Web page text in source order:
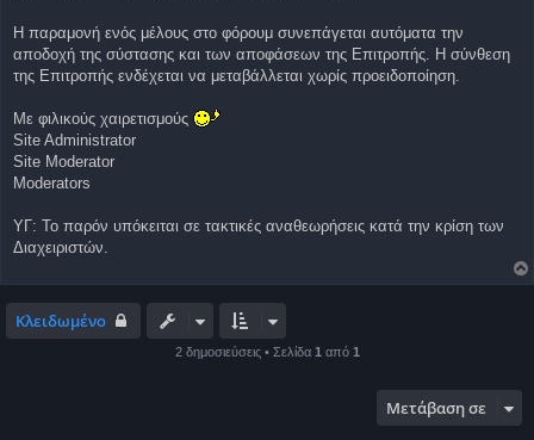
Η παραμονή ενός μέλους στο φόρουμ συνεπάγεται αυτόματα την
αποδοχή της σύστασης και των αποφάσεων της Επιτροπής. Η σύνθεση
της Επιτροπής ενδέχεται να μεταβάλλεται χωρίς προειδοποίηση.
Με φιλικούς χαιρετισμούς
Site Administrator
Site Moderator
Moderators
ΥΓ: Το παρόν υπόκειται σε τακτικές αναθεωρήσεις κατά την κρίση των
Διαχειριστών.
Κλειδωμένο
2 δημοσιεύσεις • Σελίδα 1 από 1
Μετάβαση σε